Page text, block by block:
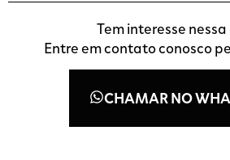
Tem interesse
Entre em contato conosco
CHAMAR NO